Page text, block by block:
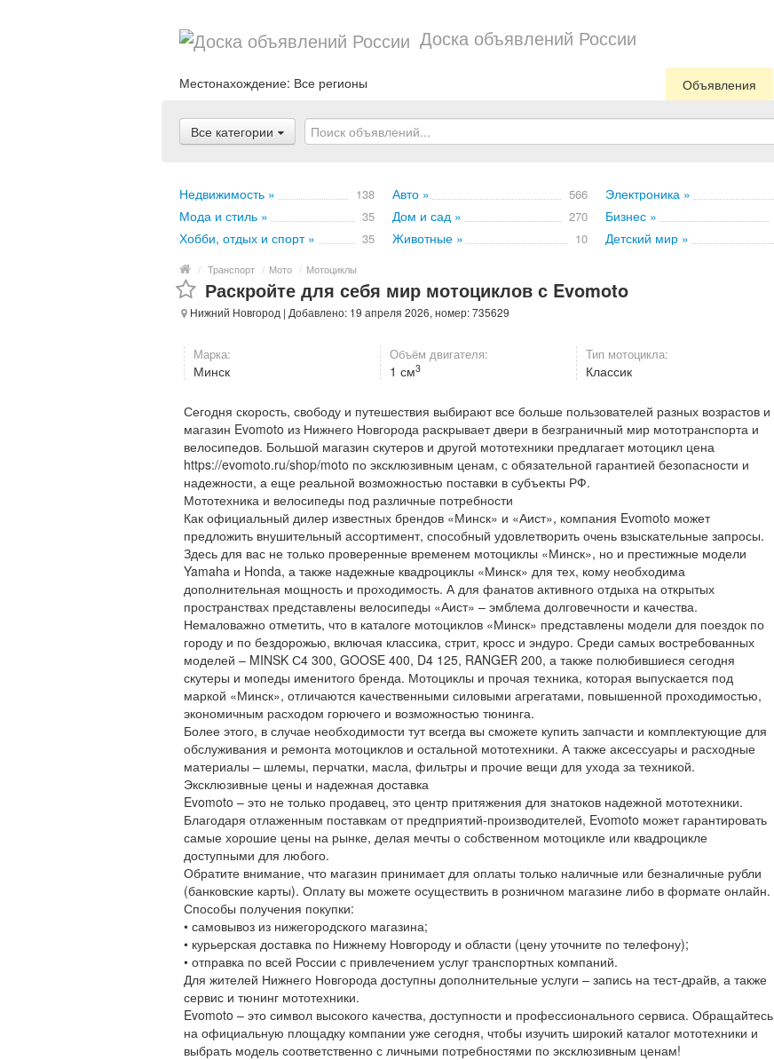
Доска объявлений России
Местонахождение: Все регионы Объявления
Все категории
Недвижимость » 138 Авто » 566 Электроника »
Мода и стиль » 35 Дом и сад » 270 Бизнес »
Хобби, отдых и спорт » 35 Животные » 10 Детский мир »
/ Транспорт / Мото / Мотоциклы
Раскройте для себя мир мотоциклов с Evomoto
Нижний Новгород | Добавлено: 19 апреля 2026, номер: 735629
Марка:
Минск
Объём двигателя:
1 см3
Тип мотоцикла:
Классик
Сегодня скорость, свободу и путешествия выбирают все больше пользователей разных возрастов и
магазин Evomoto из Нижнего Новгорода раскрывает двери в безграничный мир мототранспорта и
велосипедов. Большой магазин скутеров и другой мототехники предлагает мотоцикл цена
https://evomoto.ru/shop/moto по эксклюзивным ценам, с обязательной гарантией безопасности и
надежности, а еще реальной возможностью поставки в субъекты РФ.
Мототехника и велосипеды под различные потребности
Как официальный дилер известных брендов «Минск» и «Аист», компания Evomoto может
предложить внушительный ассортимент, способный удовлетворить очень взыскательные запросы.
Здесь для вас не только проверенные временем мотоциклы «Минск», но и престижные модели
Yamaha и Honda, а также надежные квадроциклы «Минск» для тех, кому необходима
дополнительная мощность и проходимость. А для фанатов активного отдыха на открытых
пространствах представлены велосипеды «Аист» – эмблема долговечности и качества.
Немаловажно отметить, что в каталоге мотоциклов «Минск» представлены модели для поездок по
городу и по бездорожью, включая классика, стрит, кросс и эндуро. Среди самых востребованных
моделей – MINSK С4 300, GOOSE 400, D4 125, RANGER 200, а также полюбившиеся сегодня
скутеры и мопеды именитого бренда. Мотоциклы и прочая техника, которая выпускается под
маркой «Минск», отличаются качественными силовыми агрегатами, повышенной проходимостью,
экономичным расходом горючего и возможностью тюнинга.
Более этого, в случае необходимости тут всегда вы сможете купить запчасти и комплектующие для
обслуживания и ремонта мотоциклов и остальной мототехники. А также аксессуары и расходные
материалы – шлемы, перчатки, масла, фильтры и прочие вещи для ухода за техникой.
Эксклюзивные цены и надежная доставка
Evomoto – это не только продавец, это центр притяжения для знатоков надежной мототехники.
Благодаря отлаженным поставкам от предприятий-производителей, Evomoto может гарантировать
самые хорошие цены на рынке, делая мечты о собственном мотоцикле или квадроцикле
доступными для любого.
Обратите внимание, что магазин принимает для оплаты только наличные или безналичные рубли
(банковские карты). Оплату вы можете осуществить в розничном магазине либо в формате онлайн.
Способы получения покупки:
• самовывоз из нижегородского магазина;
• курьерская доставка по Нижнему Новгороду и области (цену уточните по телефону);
• отправка по всей России с привлечением услуг транспортных компаний.
Для жителей Нижнего Новгорода доступны дополнительные услуги – запись на тест-драйв, а также
сервис и тюнинг мототехники.
Evomoto – это символ высокого качества, доступности и профессионального сервиса. Обращайтесь
на официальную площадку компании уже сегодня, чтобы изучить широкий каталог мототехники и
выбрать модель соответственно с личными потребностями по эксклюзивным ценам!